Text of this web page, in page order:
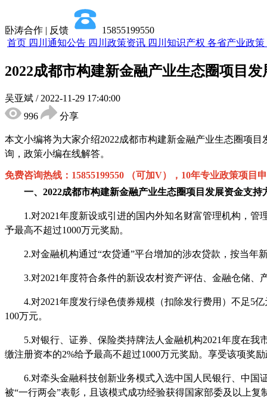
卧涛合作 | 反馈
15855199550
首页 四川通知公告 四川政策资讯 四川知识产权 各省产业政策
2022成都市构建新金融产业生态圈项目
吴亚斌 / 2022-11-29 17:40:00
996
分享
本文小编将为大家介绍2022成都市构建新金融产业生态圈项
询，政策小编在线解答。
免费咨询热线： 15855199550 （可加V），10年专业政策项目
一、 2022成都市构建新金融产业生态圈项目 发展资金支持
1.对2021年度新设或引进的国内外知名财富管理机构，
予最高不超过1000万元奖励。
2.对金融机构通过“农贷通”平台增加的涉农贷款，按当年
3.对2021年度符合条件的新设农村资产评估、金融仓储
4.对2021年度发行绿色债券规模（扣除发行费用）不足5
100万元。
5.对银行、证券、保险类持牌法人金融机构2021年度在
缴注册资本的2%给予最高不超过1000万元奖励。享受该项奖
6.对牵头金融科技创新业务模式入选中国人民银行、中
被“一行两会”表彰，且该模式成功经验获得国家部委及以上复